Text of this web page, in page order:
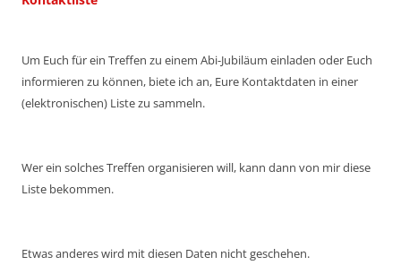
Um Euch für ein Treffen zu einem Abi-Jubiläum einladen oder Euch
informieren zu können, biete ich an, Eure Kontaktdaten in einer
(elektronischen) Liste zu sammeln.
Wer ein solches Treffen organisieren will, kann dann von mir diese
Liste bekommen.
Etwas anderes wird mit diesen Daten nicht geschehen.